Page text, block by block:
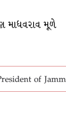
માધવરાવ મૂળે
of